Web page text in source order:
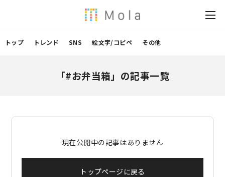
トップ トレンド SNS 絵文字/コピペ その他
「#お弁当箱」の記事一覧
現在公開中の記事はありません
トップページに戻る